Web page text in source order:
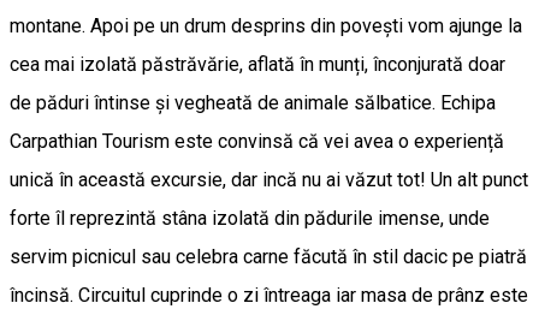
montane. Apoi pe un drum desprins din povești vom ajunge la
cea mai izolată păstrăvărie, aflată în munți, înconjurată doar
de păduri întinse și vegheată de animale sălbatice. Echipa
Carpathian Tourism este convinsă că vei avea o experiență
unică în această excursie, dar incă nu ai văzut tot! Un alt punct
forte îl reprezintă stâna izolată din pădurile imense, unde
servim picnicul sau celebra carne făcută în stil dacic pe piatră
încinsă. Circuitul cuprinde o zi întreaga iar masa de prânz este